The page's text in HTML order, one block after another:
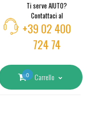
Ti serve AIUTO?
Contattaci al
+39 02 400
724 74
0 Carrello